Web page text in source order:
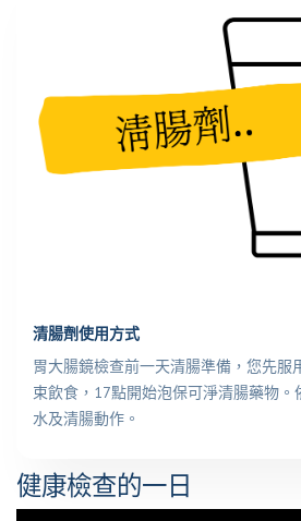
清腸劑使用方式
胃大腸鏡檢查前一天清腸準備，您先服
束飲食，17點開始泡保可淨清腸藥物
水及清腸動作。
健康檢查的一日